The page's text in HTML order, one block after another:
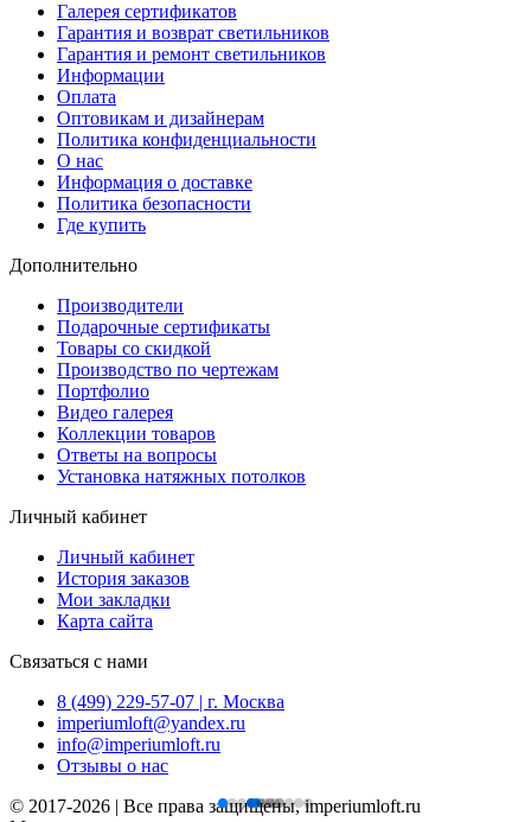
Галерея сертификатов
Гарантия и возврат светильников
Гарантия и ремонт светильников
Информации
Оплата
Оптовикам и дизайнерам
Политика конфиденциальности
О нас
Информация о доставке
Политика безопасности
Где купить
Дополнительно
Производители
Подарочные сертификаты
Товары со скидкой
Производство по чертежам
Портфолио
Видео галерея
Коллекции товаров
Ответы на вопросы
Установка натяжных потолков
Личный кабинет
Личный кабинет
История заказов
Мои закладки
Карта сайта
Связаться с нами
8 (499) 229-57-07 | г. Москва
imperiumloft@yandex.ru
info@imperiumloft.ru
Отзывы о нас
© 2017-2026 | Все права защищены, imperiumloft.ru